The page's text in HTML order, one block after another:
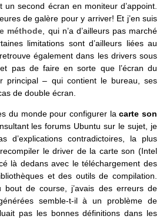
un second écran en moniteur d’appoint.
de galère pour y arriver! Et j’en suis
méthode , qui n’a d’ailleurs pas marché
limitations sont d’ailleurs liées au
également dans les drivers sous
pas de faire en sorte que l’écran du
principal – qui contient le bureau, ses
de double écran.
du monde pour configurer lacarte son
les forums Ubuntu sur le sujet, je
d’explications contradictoires, la plus
le driver de la carte son (Intel
là dedans avec le téléchargement des
et des outils de compilation.
bout de course, j’avais des erreurs de
semble-t-il à un problème de
pas les bonnes définitions dans les